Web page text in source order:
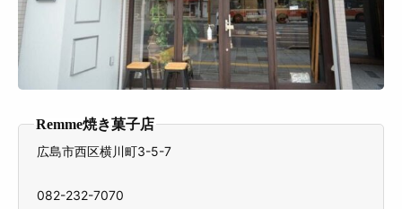
Remme焼き菓子店
広島市西区横川町3-5-7
082-232-7070